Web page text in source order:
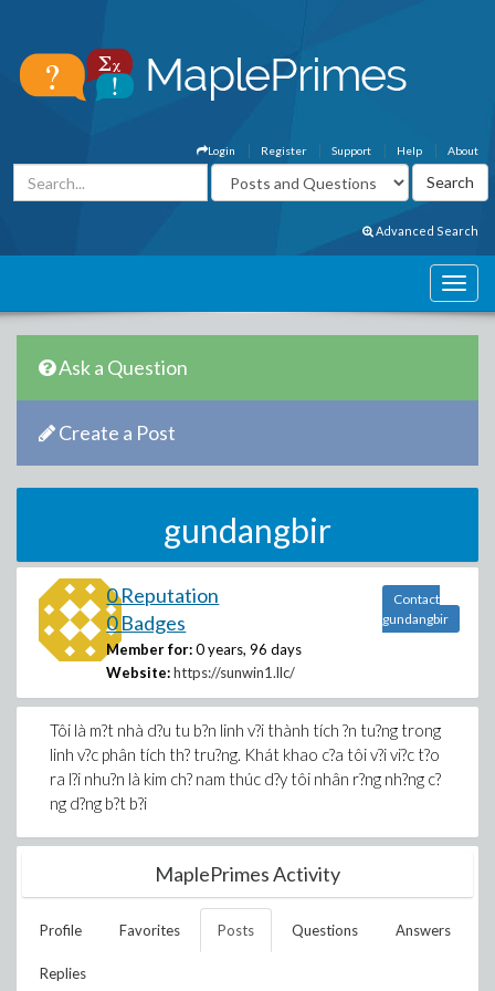
About
Help
Support
Register
Login
Advanced Search
Ask a Question
Create a Post
gundangbir
0 Reputation
0 Badges
Member for: 0 years, 96 days
Website: https://sunwin1.llc/
Contact
gundangbir
Tôi là m?t nhà d?u tu b?n linh v?i thành tích ?n tu?ng trong
linh v?c phân tích th? tru?ng. Khát khao c?a tôi v?i vi?c t?o
ra l?i nhu?n là kim ch? nam thúc d?y tôi nhân r?ng nh?ng c?
ng d?ng b?t b?i
MaplePrimes Activity
Profile Favorites Posts Questions Answers
Replies